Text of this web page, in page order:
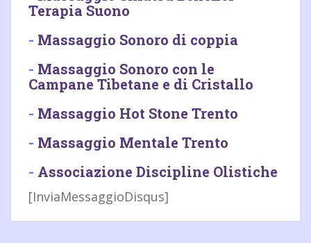
Terapia Suono
- Massaggio Sonoro di coppia
- Massaggio Sonoro con le
Campane Tibetane e di Cristallo
- Massaggio Hot Stone Trento
- Massaggio Mentale Trento
- Associazione Discipline Olistiche
[InviaMessaggioDisqus]